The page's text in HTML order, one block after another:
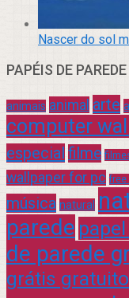
Nascer do sol
PAPÉIS DE
animais animal arte
computer
especial filme
wallpaper for pc free
música natural
parede
de parede
grátis gratuito